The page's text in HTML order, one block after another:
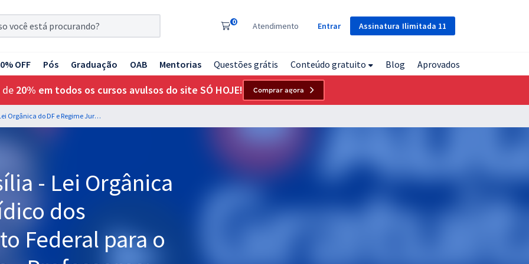
Assinatura Ilimitada 11
0 Atendimento Entrar
OFF Pós Graduação OAB Mentorias Questões grátis Conteúdo gratuito Blog Aprovados
de 20% em todos os cursos avulsos do site SÓ HOJE! Comprar agora
BRB - Banco de Brasília - Lei Orgânica do DF e Regime Jurídico dos Servidores do Distrito Federal para o cargo de Escriturário - Professores: Marco Soares e Gustavo Scatolino
- Lei Orgânica
dos
Federal para o